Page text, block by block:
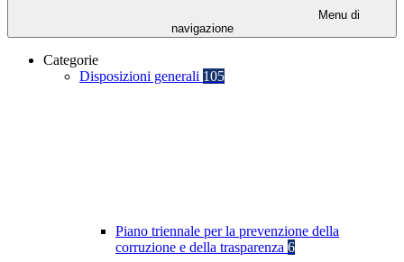
Menu di
navigazione
Categorie
Disposizioni generali 105
Piano triennale per la prevenzione della
corruzione e della trasparenza 6